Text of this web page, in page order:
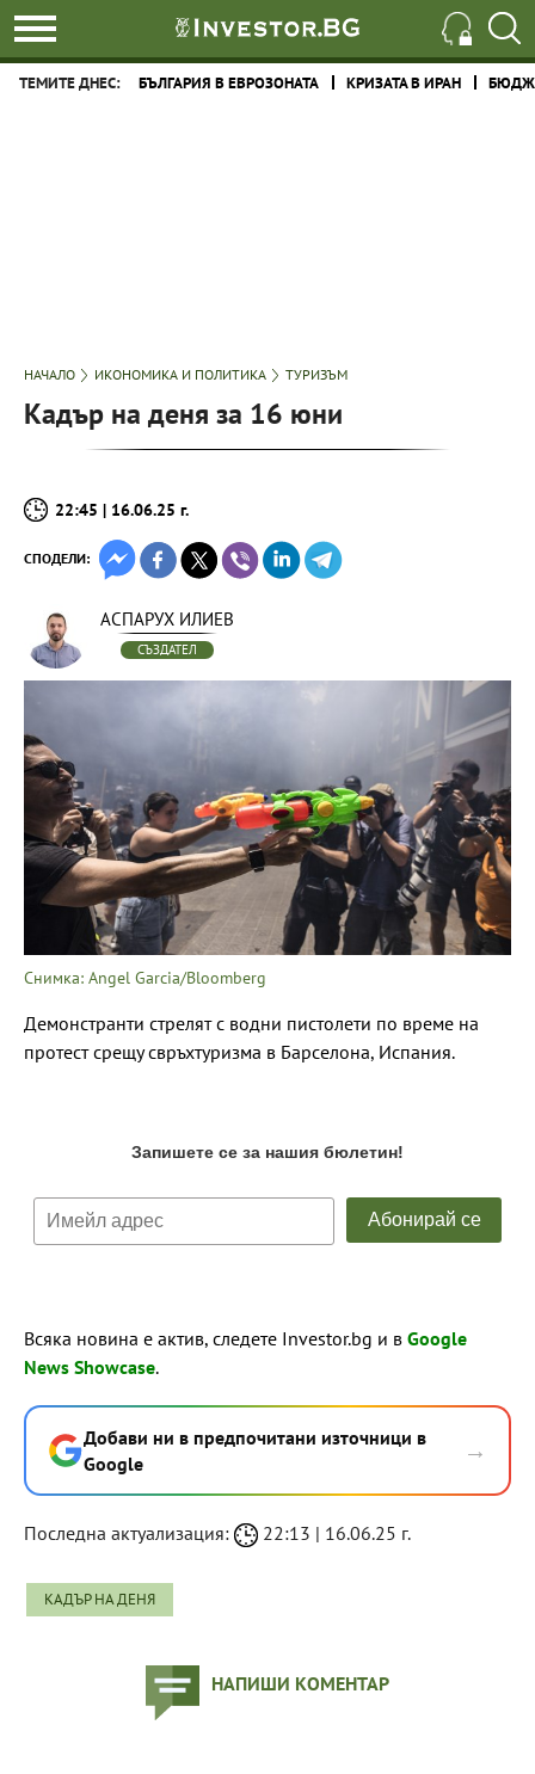
ТЕМИТЕ ДНЕС: БЪЛГАРИЯ В ЕВРОЗОНАТА КРИЗАТА В ИРАН
НАЧАЛО ИКОНОМИКА И ПОЛИТИКА ТУРИЗЪМ
Кадър на деня за 16 юни
22:45 | 16.06.25 г.
СПОДЕЛИ:
АСПАРУХ ИЛИЕВ
СЪЗДАТЕЛ
Снимка: Angel Garcia/Bloomberg
Демонстранти стрелят с водни пистолети по време на
протест срещу свръхтуризма в Барселона, Испания.
Всяка новина е актив, следете Investor.bg и в Google
News Showcase.
Добави ни в предпочитани източници в
Google
→
Последна актуализация: 22:13 | 16.06.25 г.
КАДЪР НА ДЕНЯ
НАПИШИ КОМЕНТАР